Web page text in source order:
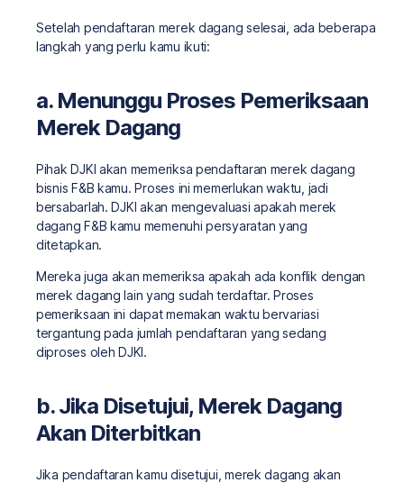
Setelah pendaftaran merek dagang selesai, ada beberapa
langkah yang perlu kamu ikuti:
a. Menunggu Proses Pemeriksaan
Merek Dagang
Pihak DJKI akan memeriksa pendaftaran merek dagang
bisnis F&B kamu. Proses ini memerlukan waktu, jadi
bersabarlah. DJKI akan mengevaluasi apakah merek
dagang F&B kamu memenuhi persyaratan yang
ditetapkan.
Mereka juga akan memeriksa apakah ada konflik dengan
merek dagang lain yang sudah terdaftar. Proses
pemeriksaan ini dapat memakan waktu bervariasi
tergantung pada jumlah pendaftaran yang sedang
diproses oleh DJKI.
b. Jika Disetujui, Merek Dagang
Akan Diterbitkan
Jika pendaftaran kamu disetujui, merek dagang akan